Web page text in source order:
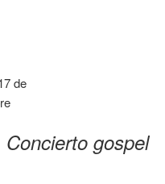
Concierto gospel